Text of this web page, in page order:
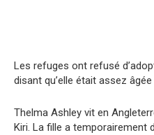
Les refuges ont refusé
disant qu’elle était assez âgée
Thelma Ashley vit en
Kiri. La fille a temporairement